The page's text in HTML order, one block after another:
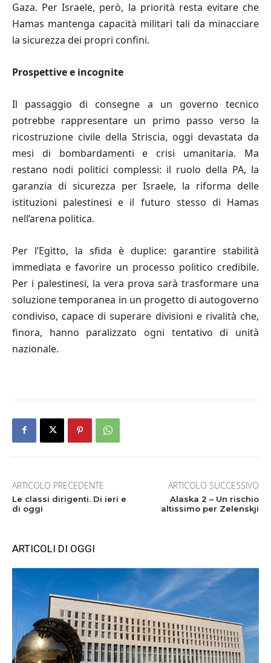
Gaza. Per Israele, però, la priorità resta evitare che
Hamas mantenga capacità militari tali da minacciare
la sicurezza dei propri confini.
Prospettive e incognite
Il passaggio di consegne a un governo tecnico
potrebbe rappresentare un primo passo verso la
ricostruzione civile della Striscia, oggi devastata da
mesi di bombardamenti e crisi umanitaria. Ma
restano nodi politici complessi: il ruolo della PA, la
garanzia di sicurezza per Israele, la riforma delle
istituzioni palestinesi e il futuro stesso di Hamas
nell’arena politica.
Per l’Egitto, la sfida è duplice: garantire stabilità
immediata e favorire un processo politico credibile.
Per i palestinesi, la vera prova sarà trasformare una
soluzione temporanea in un progetto di autogoverno
condiviso, capace di superare divisioni e rivalità che,
finora, hanno paralizzato ogni tentativo di unità
nazionale.
ARTICOLO PRECEDENTE
Le classi dirigenti. Di ieri e
di oggi
ARTICOLO SUCCESSIVO
Alaska 2 – Un rischio
altissimo per Zelenskji
ARTICOLI DI OGGI